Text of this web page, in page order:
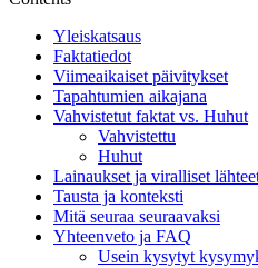
Yleiskatsaus
Faktatiedot
Viimeaikaiset päivitykset
Tapahtumien aikajana
Vahvistetut faktat vs. Huhut
Vahvistettu
Huhut
Lainaukset ja viralliset
Tausta ja konteksti
Mitä seuraa seuraavaksi
Yhteenveto ja FAQ
Usein kysytyt